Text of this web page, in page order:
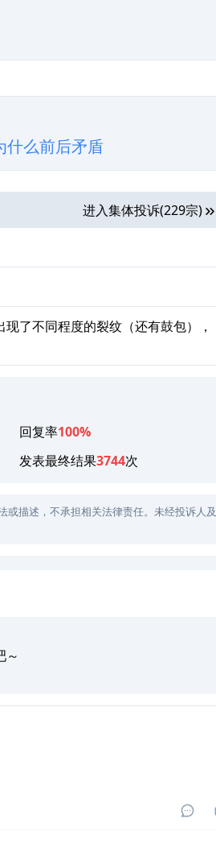
什么前后矛盾
进入集体投诉(229宗)
了不同程度的裂纹（还有鼓包），
回复率100%
发表最终结果3744次
或描述，不承担相关法律责任。未经投诉人及
～